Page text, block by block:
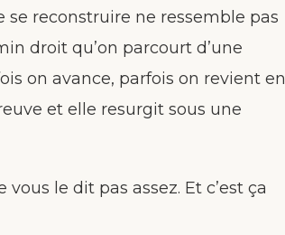
se reconstruire ne ressemble pas
droit qu’on parcourt d’une
on avance, parfois on revient en
et elle resurgit sous une
vous le dit pas assez. Et c’est ça